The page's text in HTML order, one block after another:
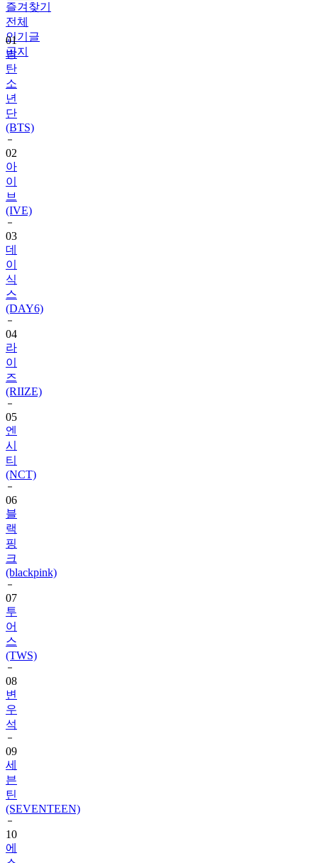
즐겨찾기
전체
인기글
공지
01
방
탄
소
년
단
(BTS)
02
아
이
브
(IVE)
03
데
이
식
스
(DAY6)
04
라
이
즈
(RIIZE)
05
엔
시
티
(NCT)
06
블
랙
핑
크
(blackpink)
07
투
어
스
(TWS)
08
변
우
석
09
세
븐
틴
(SEVENTEEN)
10
에
스
파